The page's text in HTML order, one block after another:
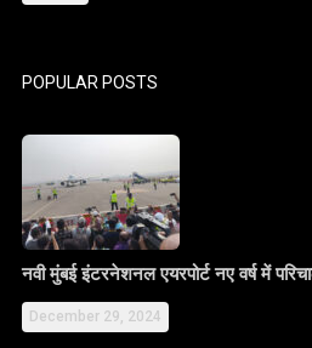
POPULAR POSTS
नवी मुंबई इंटरनेशनल एयरपोर्ट नए वर्ष में
December 29, 2024